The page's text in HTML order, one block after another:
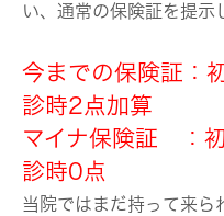
い、通常の保険証を提
今までの保険証
診時2点加算
マイナ保険証 ：
診時0点
当院ではまだ持って来ら